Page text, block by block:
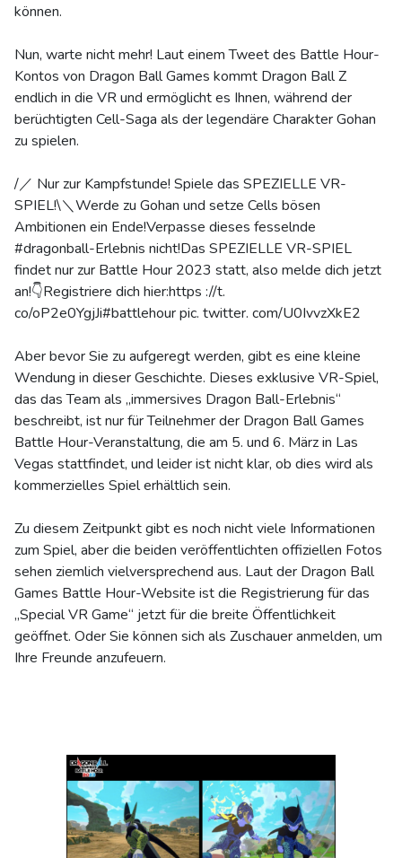
können.
Nun, warte nicht mehr! Laut einem Tweet des Battle Hour-
Kontos von Dragon Ball Games kommt Dragon Ball Z
endlich in die VR und ermöglicht es Ihnen, während der
berüchtigten Cell-Saga als der legendäre Charakter Gohan
zu spielen.
/／ Nur zur Kampfstunde! Spiele das SPEZIELLE VR-
SPIEL!\＼Werde zu Gohan und setze Cells bösen
Ambitionen ein Ende!Verpasse dieses fesselnde
#dragonball-Erlebnis nicht!Das SPEZIELLE VR-SPIEL
findet nur zur Battle Hour 2023 statt, also melde dich jetzt
an!👇Registriere dich hier:https ://t.
co/oP2e0YgjJi#battlehour pic. twitter. com/U0IvvzXkE2
Aber bevor Sie zu aufgeregt werden, gibt es eine kleine
Wendung in dieser Geschichte. Dieses exklusive VR-Spiel,
das das Team als „immersives Dragon Ball-Erlebnis“
beschreibt, ist nur für Teilnehmer der Dragon Ball Games
Battle Hour-Veranstaltung, die am 5. und 6. März in Las
Vegas stattfindet, und leider ist nicht klar, ob dies wird als
kommerzielles Spiel erhältlich sein.
Zu diesem Zeitpunkt gibt es noch nicht viele Informationen
zum Spiel, aber die beiden veröffentlichten offiziellen Fotos
sehen ziemlich vielversprechend aus. Laut der Dragon Ball
Games Battle Hour-Website ist die Registrierung für das
„Special VR Game“ jetzt für die breite Öffentlichkeit
geöffnet. Oder Sie können sich als Zuschauer anmelden, um
Ihre Freunde anzufeuern.